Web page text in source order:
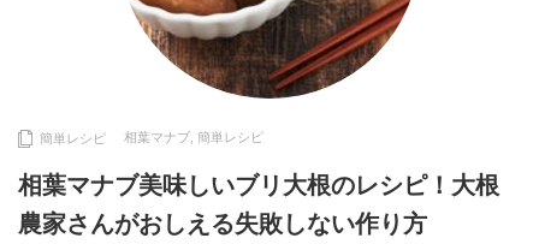
簡単レシピ 相葉マナブ 簡単レシピ
相葉マナブ美味しいブリ大根のレシピ！大根
農家さんがおしえる失敗しない作り方